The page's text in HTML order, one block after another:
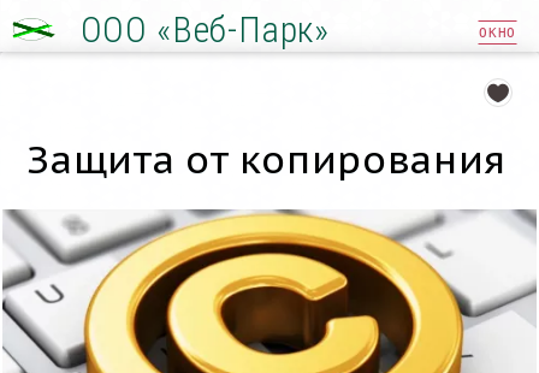
ООО «Веб-Парк» ОКНО
Защита от копирования